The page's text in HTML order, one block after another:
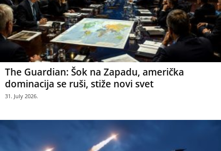
The Guardian: Šok na Zapadu, američka
dominacija se ruši, stiže novi svet
31. July 2026.